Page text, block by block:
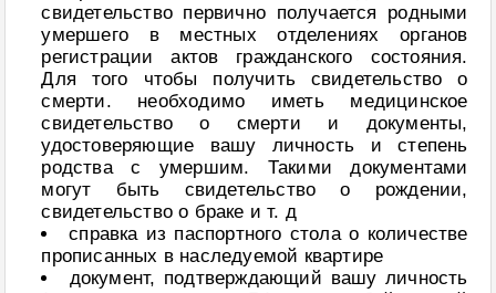
свидетельство первично получается родными
умершего в местных отделениях органов
регистрации актов гражданского состояния.
Для того чтобы получить свидетельство о
смерти. необходимо иметь медицинское
свидетельство о смерти и документы,
удостоверяющие вашу личность и степень
родства с умершим. Такими документами
могут быть свидетельство о рождении,
свидетельство о браке и т. д
справка из паспортного стола о количестве
прописанных в наследуемой квартире
документ, подтверждающий вашу личность